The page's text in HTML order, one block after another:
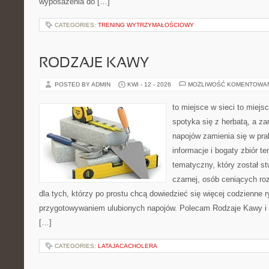
CATEGORIES: TRENING WYTRZYMAŁOŚCIOWY
RODZAJE KAWY
POSTED BY ADMIN KWI - 12 - 2026 MOŻLIWOŚĆ
to miejsce w sieci to
spotyka się z herbatą, a
napojów zamienia się w
informacje i bogaty zbiór
tematyczny, który został
czarnej, osób ceniących
dla tych, którzy po prostu chcą dowiedzieć się więcej codzienne
przygotowywaniem ulubionych napojów. Polecam Rodzaje Kawy
[…]
CATEGORIES: LATAJACACHOLERA